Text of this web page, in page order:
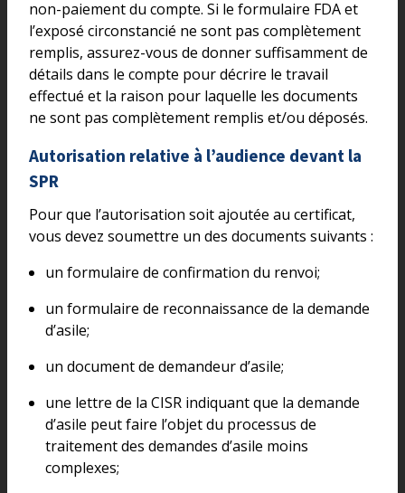
non-paiement du compte. Si le formulaire FDA et
l’exposé circonstancié ne sont pas complètement
remplis, assurez-vous de donner suffisamment de
détails dans le compte pour décrire le travail
effectué et la raison pour laquelle les documents
ne sont pas complètement remplis et/ou déposés.
Autorisation relative à l’audience devant la
SPR
Pour que l’autorisation soit ajoutée au certificat,
vous devez soumettre un des documents suivants :
un formulaire de confirmation du renvoi;
un formulaire de reconnaissance de la demande
d’asile;
un document de demandeur d’asile;
une lettre de la CISR indiquant que la demande
d’asile peut faire l’objet du processus de
traitement des demandes d’asile moins
complexes;